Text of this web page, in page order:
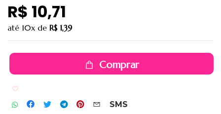
R$ 10,71
até 10x de R$ 1,39
Comprar
SMS